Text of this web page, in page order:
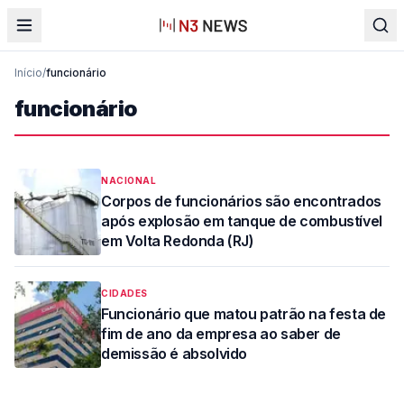
Início/funcionário
funcionário
NACIONAL
Corpos de funcionários são encontrados
após explosão em tanque de combustível
em Volta Redonda (RJ)
CIDADES
Funcionário que matou patrão na festa de
fim de ano da empresa ao saber de
demissão é absolvido